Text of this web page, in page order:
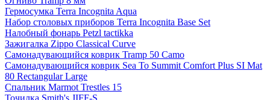
Гермосумка Terra Incognita Aqua
Набор столовых приборов Terra Incognita Base Set
Налобный фонарь Petzl tactikka
Зажигалка Zippo Classical Curve
Самонадувающийся коврик Tramp 50 Camo
Самонадувающийся коврик Sea To Summit Comfort Plus SI Mat
80 Rectangular Large
Спальник Marmot Trestles 15